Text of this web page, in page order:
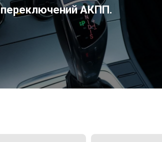
переключений АКПП.